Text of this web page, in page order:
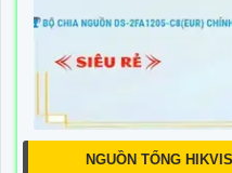
NGUỒN TỔNG